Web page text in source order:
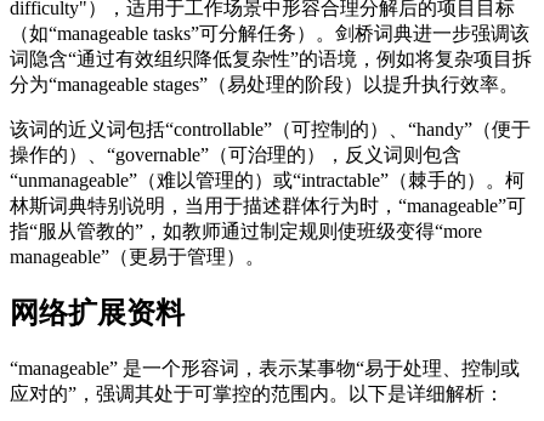
difficulty"），适用于工作场景中形容合理分解后的项目目标
（如“manageable tasks”可分解任务）。剑桥词典进一步强调该
词隐含“通过有效组织降低复杂性”的语境，例如将复杂项目拆
分为“manageable stages”（易处理的阶段）以提升执行效率。
该词的近义词包括“controllable”（可控制的）、“handy”（便于
操作的）、“governable”（可治理的），反义词则包含
“unmanageable”（难以管理的）或“intractable”（棘手的）。柯
林斯词典特别说明，当用于描述群体行为时，“manageable”可
指“服从管教的”，如教师通过制定规则使班级变得“more
manageable”（更易于管理）。
网络扩展资料
“manageable” 是一个形容词，表示某事物“易于处理、控制或
应对的”，强调其处于可掌控的范围内。以下是详细解析：